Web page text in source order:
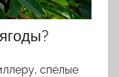
спелые